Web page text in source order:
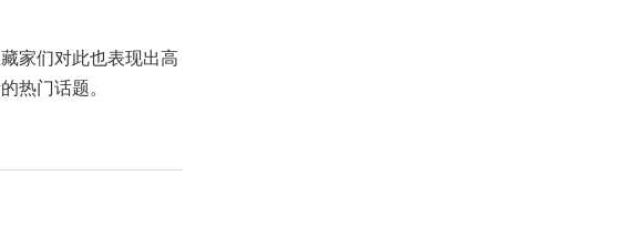
家们对此也表现出高
热门话题。